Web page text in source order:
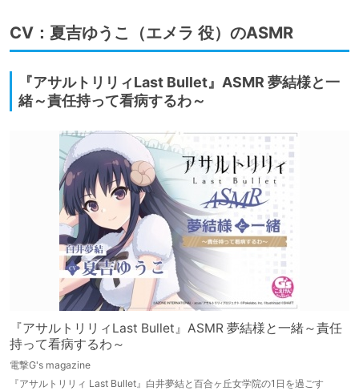
CV：夏吉ゆうこ（エメラ 役）のASMR
『アサルトリリィLast Bullet』ASMR 夢結様と一
緒～責任持って看病するわ～
『アサルトリリィLast Bullet』ASMR 夢結様と一緒～責任
持って看病するわ～
電撃G's magazine
『アサルトリリィ Last Bullet』白井夢結と百合ヶ丘女学院の1日を過ごす